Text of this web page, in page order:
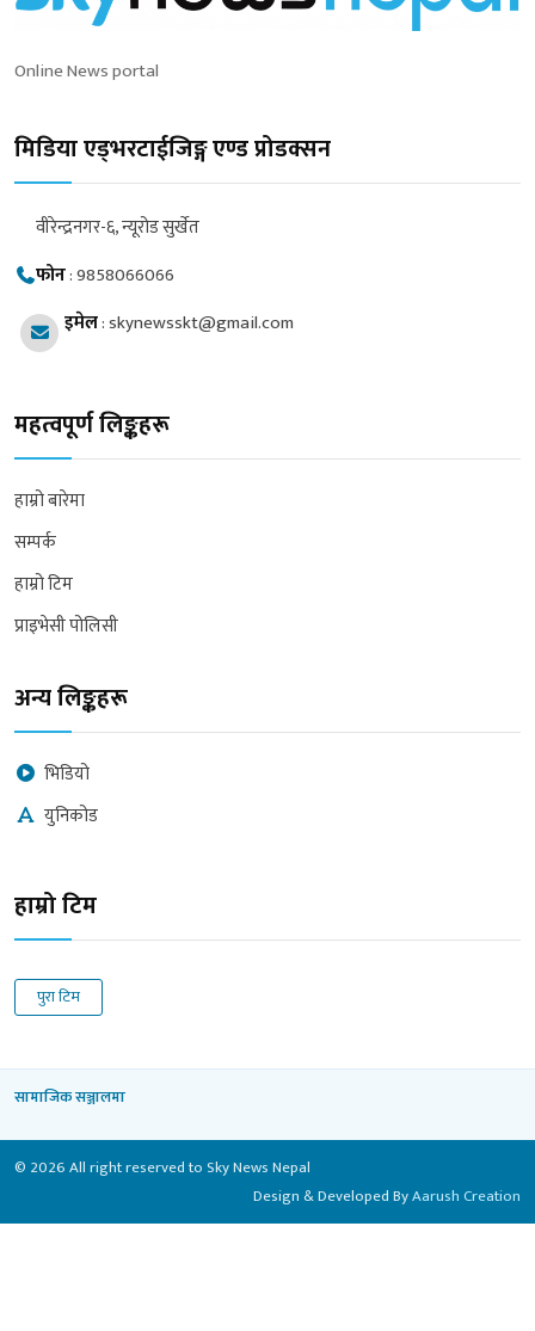
Online News portal
मिडिया एड्भरटाईजिङ्ग एण्ड प्रोडक्सन
वीरेन्द्रनगर-६, न्यूरोड सुर्खेत
फोन:9858066066
इमेल:skynewsskt@gmail.com
महत्वपूर्ण लिङ्कहरू
हाम्रो बारेमा
सम्पर्क
हाम्रो टिम
प्राइभेसी पोलिसी
अन्य लिङ्कहरू
भिडियो
युनिकोड
हाम्रो टिम
पुरा टिम
सामाजिक सञ्जालमा
© 2026 All right reserved to Sky News Nepal
Design & Developed ByAarush Creation